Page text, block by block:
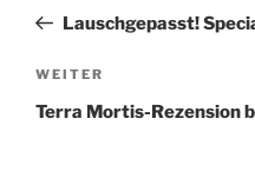
Beitrag
Lauschgepasst!
Nächster
Beitrag
WEITER
Terra Mortis-Rezension